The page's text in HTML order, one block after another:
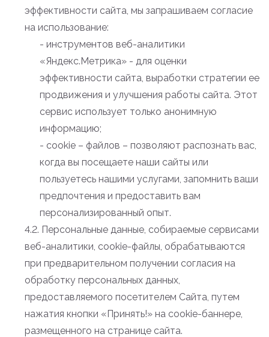
эффективности сайта, мы запрашиваем согласие
на использование:
- инструментов веб-аналитики
«Яндекс.Метрика» - для оценки
эффективности сайта, выработки стратегии ее
продвижения и улучшения работы сайта. Этот
сервис использует только анонимную
информацию;
- cookie – файлов – позволяют распознать вас,
когда вы посещаете наши сайты или
пользуетесь нашими услугами, запомнить ваши
предпочтения и предоставить вам
персонализированный опыт.
4.2. Персональные данные, собираемые сервисами
веб-аналитики, cookie-файлы, обрабатываются
при предварительном получении согласия на
обработку персональных данных,
предоставляемого посетителем Сайта, путем
нажатия кнопки «Принять!» на cookie-баннере,
размещенного на странице сайта.